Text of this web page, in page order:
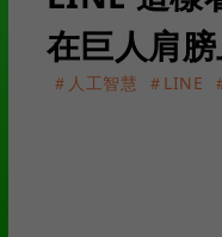
在巨人肩
＃人工智慧 ＃LINE